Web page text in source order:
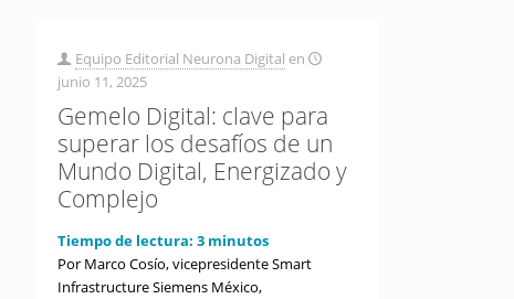
Equipo Editorial Neurona Digital en
junio 11, 2025
Gemelo Digital: clave para
superar los desafíos de un
Mundo Digital, Energizado y
Complejo
Tiempo de lectura: 3 minutos
Por Marco Cosío, vicepresidente Smart
Infrastructure Siemens México,